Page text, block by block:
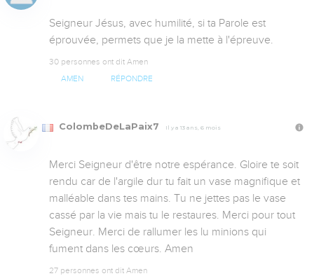
Seigneur Jésus, avec humilité, si ta Parole est
éprouvée, permets que je la mette à l'épreuve.
30 personnes ont dit Amen
AMEN RÉPONDRE
ColombeDeLaPaix7 Il y a 13 ans, 6 mois
Merci Seigneur d'être notre espérance. Gloire te soit
rendu car de l'argile dur tu fait un vase magnifique et
malléable dans tes mains. Tu ne jettes pas le vase
cassé par la vie mais tu le restaures. Merci pour tout
Seigneur. Merci de rallumer les lu minions qui
fument dans les cœurs. Amen
27 personnes ont dit Amen